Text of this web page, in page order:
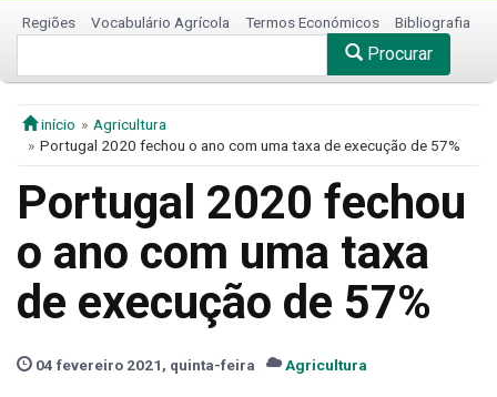
Regiões Vocabulário Agrícola Termos Económicos Bibliografia
Procurar
início
Agricultura
Portugal 2020 fechou o ano com uma taxa de execução de 57%
Portugal 2020 fechou
o ano com uma taxa
de execução de 57%
04 fevereiro 2021, quinta-feira Agricultura